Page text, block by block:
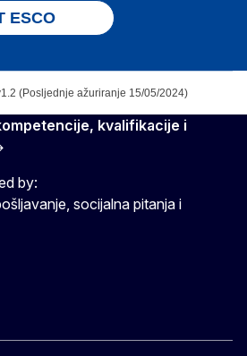
ESCO
(Posljednje ažuriranje 15/05/2024)
kvalifikacije i
by:
socijalna pitanja i